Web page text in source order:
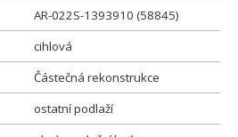
AR-022S-1393910 (58845)
cihlová
Částečná rekonstrukce
ostatní podlaží